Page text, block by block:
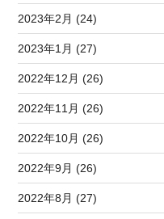
2023年2月 (24)
2023年1月 (27)
2022年12月 (26)
2022年11月 (26)
2022年10月 (26)
2022年9月 (26)
2022年8月 (27)